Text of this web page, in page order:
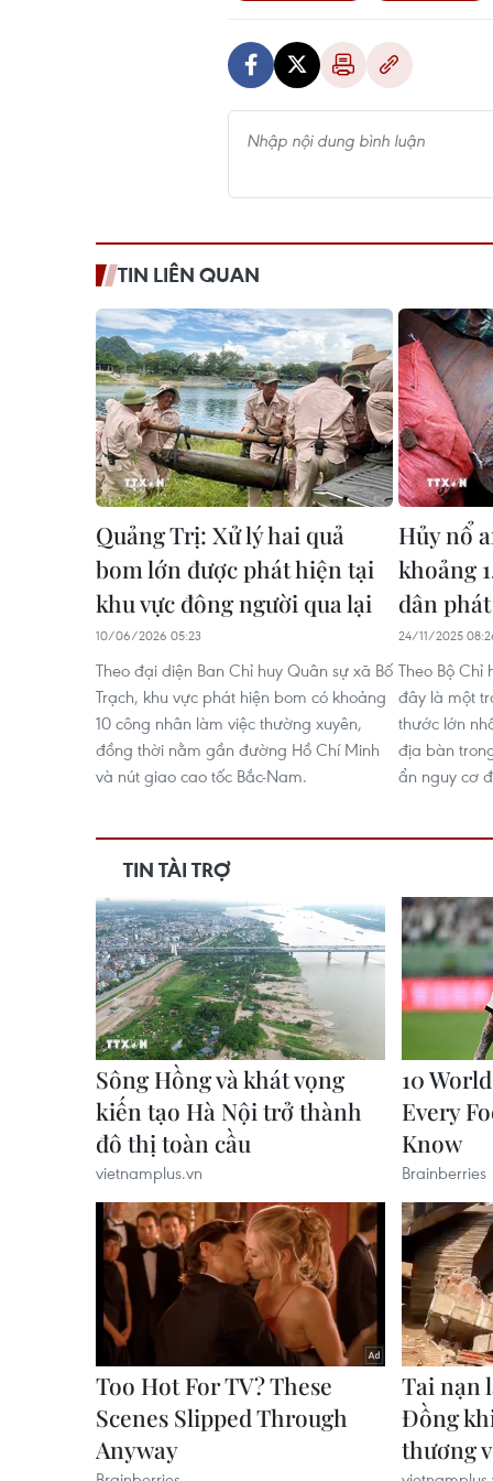
TIN LIÊN QUAN
Quảng Trị: Xử lý hai quả
bom lớn được phát hiện tại
khu vực đông người qua lại
10/06/2026 05:23
Theo đại diện Ban Chỉ huy Quân sự xã Bố
Trạch, khu vực phát hiện bom có khoảng
10 công nhân làm việc thường xuyên,
đồng thời nằm gần đường Hồ Chí Minh
và nút giao cao tốc Bắc-Nam.
Hủy nổ
khoảng
dân
24/11/2025
Theo Bộ Chỉ
đây là một
thước lớn
địa bàn
ẩn nguy cơ